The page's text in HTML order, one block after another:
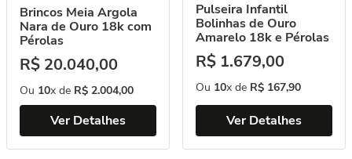
Brincos Meia Argola
Nara de Ouro 18k com
Pérolas
R$ 20.040,00
Ou 10x de R$ 2.004,00
Ver Detalhes
Pulseira Infantil
Bolinhas de Ouro
Amarelo 18k e Pérolas
R$ 1.679,00
Ou 10x de R$ 167,90
Ver Detalhes